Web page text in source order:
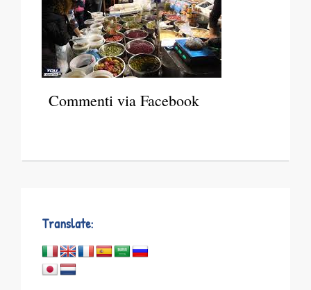
Commenti via Facebook
Translate: